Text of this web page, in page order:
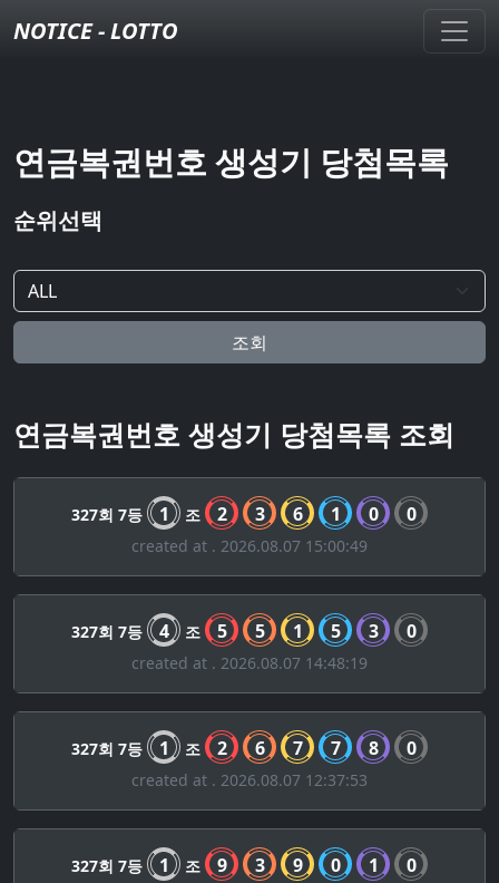
NOTICE - LOTTO
연금복권번호 생성기 당첨목록
순위선택
조회
연금복권번호 생성기 당첨목록 조회
327회 7등 1 조 2 3 6 1 0 0
created at . 2026.08.07 15:00:49
327회 7등 4 조 5 5 1 5 3 0
created at . 2026.08.07 14:48:19
327회 7등 1 조 2 6 7 7 8 0
created at . 2026.08.07 12:37:53
327회 7등 1 조 9 3 9 0 1 0